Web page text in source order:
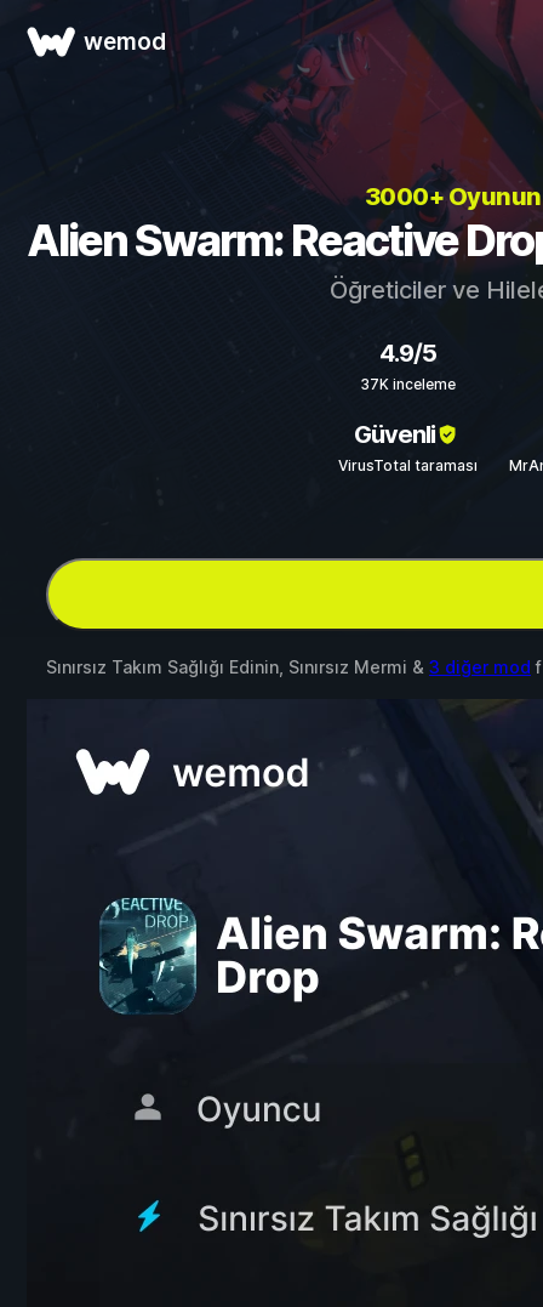
wemod
3000+
Alien Swarm: Reactive
Öğreticiler ve
4.9/5
37K inceleme
Güvenli
VirusTotal taraması
Sınırsız Takım Sağlığı Edinin, Sınırsız Mermi & 3 diğer mod